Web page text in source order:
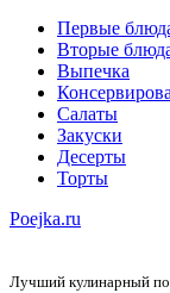
Первые
Вторые
Выпечка
Салаты
Закуски
Десерты
Торты
Poejka.ru
Лучший кулинарный